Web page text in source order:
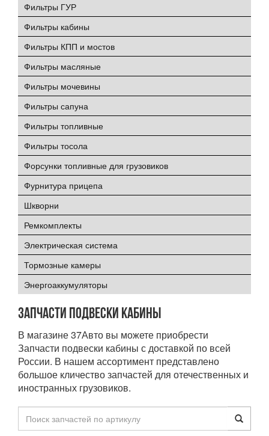
Фильтры ГУР
Фильтры кабины
Фильтры КПП и мостов
Фильтры масляные
Фильтры мочевины
Фильтры сапуна
Фильтры топливные
Фильтры тосола
Форсунки топливные для грузовиков
Фурнитура прицепа
Шкворни
Ремкомплекты
Электрическая система
Тормозные камеры
Энергоаккумуляторы
Запчасти подвески кабины
В магазине 37Авто вы можете приобрести
Запчасти подвески кабины с доставкой по всей
России. В нашем ассортимент представлено
большое кличество запчастей для отечественных и
иностранных грузовиков.